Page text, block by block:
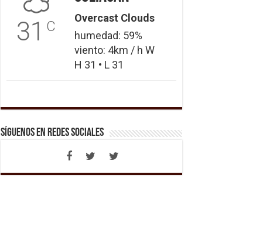
31 C
Overcast Clouds
humedad: 59%
viento: 4km / h W
H 31 • L 31
Síguenos en Redes Sociales